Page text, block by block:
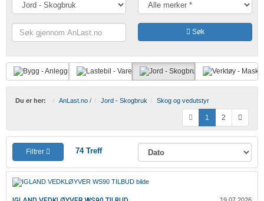
Søk
gjennom
Søk
Du er her: AnLast.no / Jord - Skogbruk Skog og vedutstyr
1 2
Filtrer 74Treff